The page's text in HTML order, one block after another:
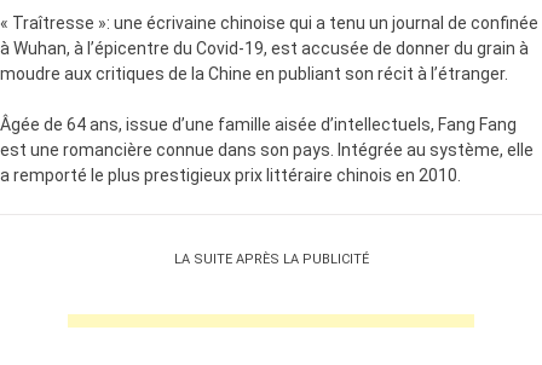
« Traîtresse »: une écrivaine chinoise qui a tenu un journal de confinée
à Wuhan, à l’épicentre du Covid-19, est accusée de donner du grain à
moudre aux critiques de la Chine en publiant son récit à l’étranger.
Âgée de 64 ans, issue d’une famille aisée d’intellectuels, Fang Fang
est une romancière connue dans son pays. Intégrée au système, elle
a remporté le plus prestigieux prix littéraire chinois en 2010.
LA SUITE APRÈS LA PUBLICITÉ